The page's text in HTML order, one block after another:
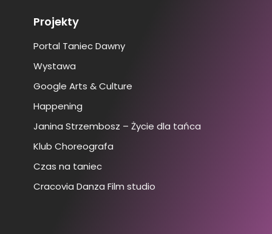
Projekty
Portal Taniec Dawny
Wystawa
Google Arts & Culture
Happening
Janina Strzembosz – Życie dla tańca
Klub Choreografa
Czas na taniec
Cracovia Danza Film studio